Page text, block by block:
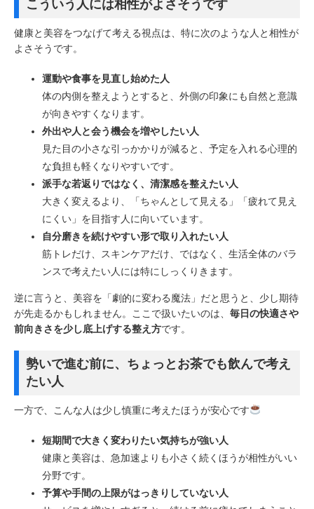
こういう人には相性がよさそうです
健康と美容をつなげて考える視点は、特に次のような人と相性が
よさそうです。
運動や食事を見直し始めた人
体の内側を整えようとすると、外側の印象にも自然と意識
が向きやすくなります。
外出や人と会う機会を増やしたい人
見た目の小さな引っかかりが減ると、予定を入れる心理的
な負担も軽くなりやすいです。
派手な若返りではなく、清潔感を整えたい人
大きく変えるより、「ちゃんとして見える」「疲れて見え
にくい」を目指す人に向いています。
自分磨きを続けやすい形で取り入れたい人
筋トレだけ、スキンケアだけ、ではなく、生活全体のバラ
ンスで考えたい人には特にしっくりきます。
逆に言うと、美容を「劇的に変わる魔法」だと思うと、少し期待
が先走るかもしれません。ここで扱いたいのは、 毎日の快適さや
前向きさを少し底上げする整え方です。
勢いで進む前に、ちょっとお茶でも飲んで考え
たい人
一方で、こんな人は少し慎重に考えたほうが安心です
短期間で大きく変わりたい気持ちが強い人
健康と美容は、急加速よりも小さく続くほうが相性がいい
分野です。
予算や手間の上限がはっきりしていない人